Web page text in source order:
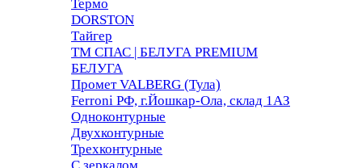
Термо
DORSTON
Тайгер
ТМ СПАС | БЕЛУГА PREMIUM
БЕЛУГА
Промет VALBERG (Тула)
Ferroni РФ, г.Йошкар-Ола, склад 1АЗ
Одноконтурные
Двухконтурные
Трехконтурные